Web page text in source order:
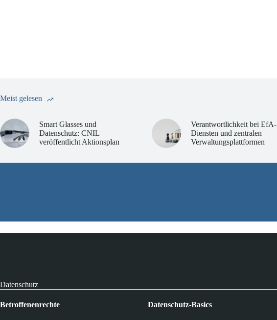
Meist gelesen
Smart Glasses und
Datenschutz: CNIL
veröffentlicht Aktionsplan
Verantwortlichkeit bei EfA-
Diensten und zentralen
Verwaltungsplattformen
Datenschutz
Betroffenenrechte Datenschutz-Basics